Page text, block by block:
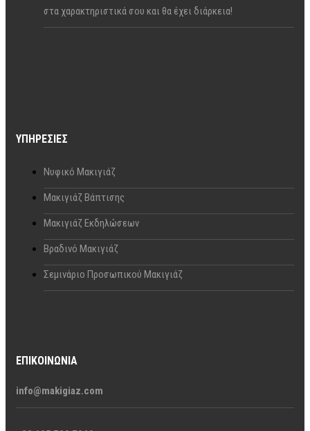
στα χαρακτηριστικά σου και θα έχει διάρκεια!
ΥΠΗΡΕΣΊΕΣ
Νυφικό Μακιγιάζ
Μακιγιάζ Βάπτισης
Μακιγιάζ Εκδηλώσεων
Βραδινό Μακιγιάζ
Σεμινάριο Προσωπικού Μακιγιάζ
ΕΠΙΚΟΙΝΩΝΊΑ
info@makigiaz.com